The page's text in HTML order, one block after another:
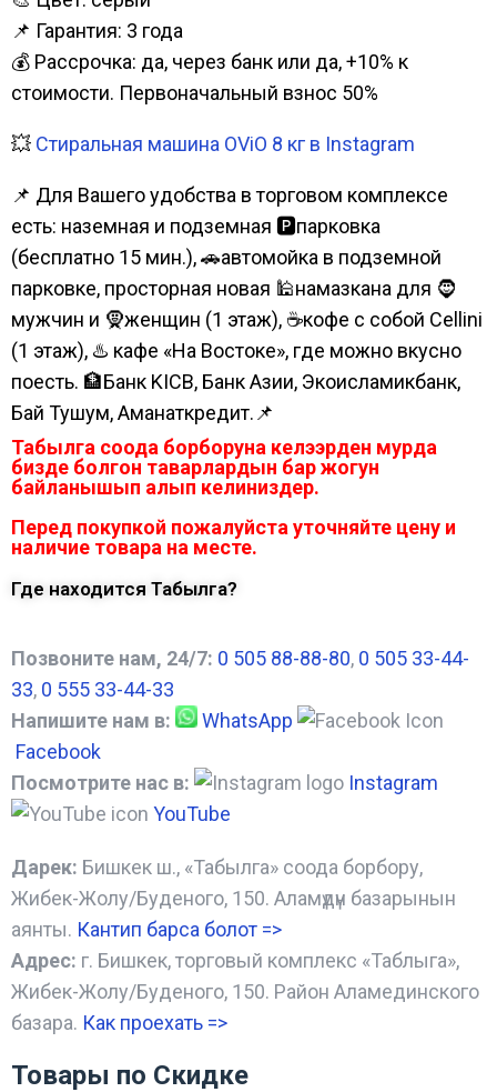
📌 Гарантия: 3 года
💰 Рассрочка: да, через банк или да, +10% к
стоимости. Первоначальный взнос 50%
💥 Стиральная машина OViO 8 кг в Instagram
📌 Для Вашего удобства в торговом комплексе
есть: наземная и подземная 🅿парковка
(бесплатно 15 мин.), 🚗автомойка в подземной
парковке, просторная новая 🕌намазкана для 🧔
мужчин и 🧕женщин (1 этаж), ☕кофе с собой Cellini
(1 этаж), ♨️ кафе «На Востоке», где можно вкусно
поесть. 🏦Банк KICB, Банк Азии, Экоисламикбанк,
Бай Тушум, Аманаткредит.📌
Табылга соода борборуна келээрден мурда
бизде болгон таварлардын бар жогун
байланышып алып келиниздер.
Перед покупкой пожалуйста уточняйте цену и
наличие товара на месте.
Где находится Табылга?
Позвоните нам, 24/7: 0 505 88-88-80, 0 505 33-44-
33, 0 555 33-44-33
Напишите нам в:
WhatsApp
Facebook
Посмотрите нас в:
Instagram
YouTube
Дарек: Бишкек ш., «Табылга» соода борбору,
Жибек-Жолу/Буденого, 150. Аламүдүн базарынын
аянты. Кантип барса болот =>
Адрес: г. Бишкек, торговый комплекс «Таблыга»,
Жибек-Жолу/Буденого, 150. Район Аламединского
базара. Как проехать =>
Товары по Скидке